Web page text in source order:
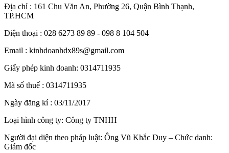
Địa chỉ : 161 Chu Văn An, Phường 26, Quận Bình Thạnh,
TP.HCM
Điện thoại : 028 6273 89 89 - 098 8 104 504
Email : kinhdoanhdx89s@gmail.com
Giấy phép kinh doanh: 0314711935
Mã số thuế : 0314711935
Ngày đăng kí : 03/11/2017
Loại hình công ty: Công ty TNHH
Người đại diện theo pháp luật: Ông Vũ Khắc Duy – Chức danh:
Giám đốc